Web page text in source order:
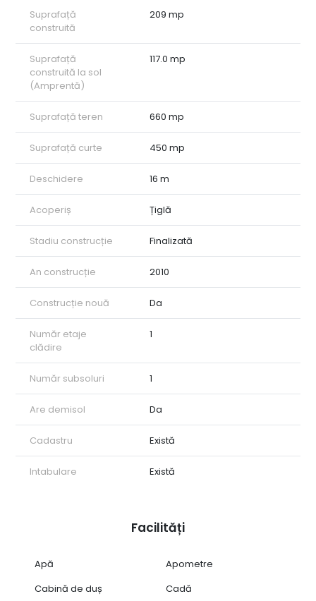
Suprafață
construită
209 mp
Suprafață
construită la sol
(Amprentă)
117.0 mp
Suprafață teren 660 mp
Suprafață curte 450 mp
Deschidere 16 m
Acoperiș Țiglă
Stadiu construcție Finalizată
An construcție 2010
Construcție nouă Da
Număr etaje
clădire
1
Număr subsoluri 1
Are demisol Da
Cadastru Există
Intabulare Există
Facilități
Apă
Apometre
Cabină de duș
Cadă